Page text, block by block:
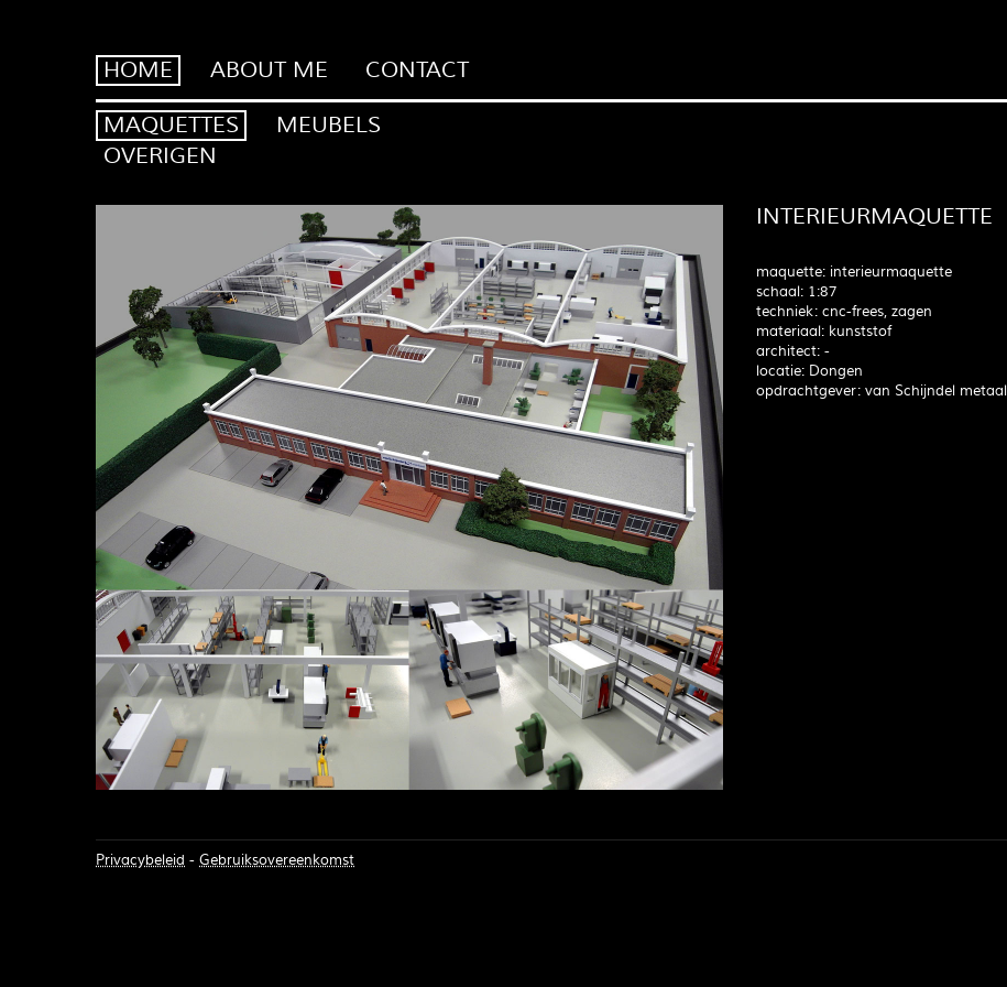
HOME
MAQUETTES
MEUBELS
OVERIGEN
ABOUT ME CONTACT
INTERIEURMAQUETTE
maquette: interieurmaquette
schaal: 1:87
techniek: cnc-frees, zagen
materiaal: kunststof
architect: -
locatie: Dongen
opdrachtgever: van Schijndel metaal
Privacybeleid - Gebruiksovereenkomst